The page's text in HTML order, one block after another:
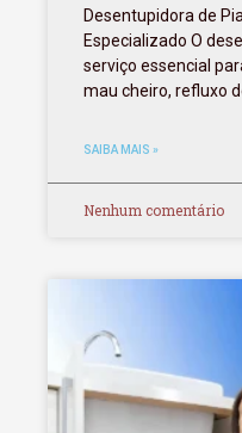
Desentupidora de
Especializado O
serviço essencial
mau cheiro, refluxo
SAIBA MAIS »
Nenhum comentário